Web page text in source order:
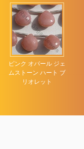
ピンク オパール ジェ
ムストーン ハート ブ
リオレット